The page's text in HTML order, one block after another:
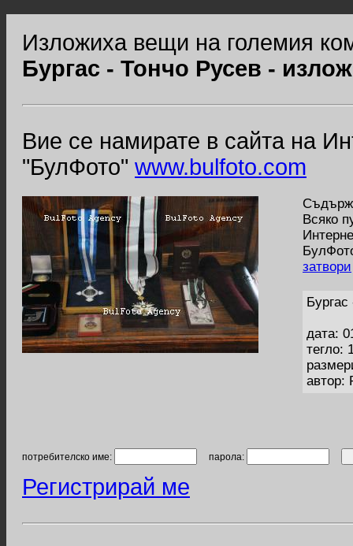
Изложиха вещи на големия
Бургас - Тончо Русев -
Вие се намирате в сайта на
"БулФото" www.bulfoto.com
Всяко
затвори
дата:
тегло:
автор:
потребителско име: парола:
Регистрирай ме